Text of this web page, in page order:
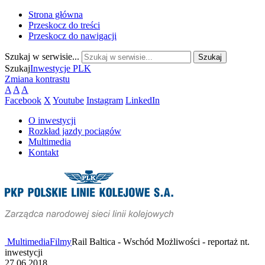
Strona główna
Przeskocz do treści
Przeskocz do nawigacji
Szukaj w serwisie...
SzukajInwestycje PLK
Zmiana kontrastu
A A A
Facebook X Youtube Instagram LinkedIn
O inwestycji
Rozkład jazdy pociągów
Multimedia
Kontakt
MultimediaFilmyRail Baltica - Wschód Możliwości - reportaż nt.
inwestycji
27.06.2018